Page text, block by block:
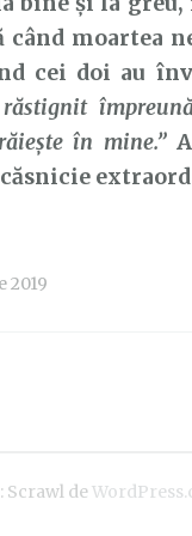
moartea
cei doi au
în mine.”
2019
Scrawl de